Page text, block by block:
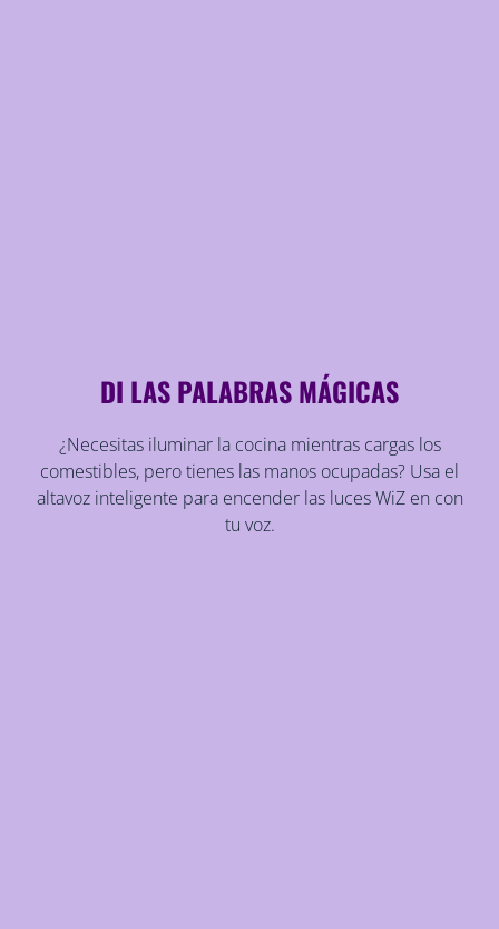
DI LAS PALABRAS MÁGICAS
¿Necesitas iluminar la cocina mientras cargas los
comestibles, pero tienes las manos ocupadas? Usa el
altavoz inteligente para encender las luces WiZ en con
tu voz.